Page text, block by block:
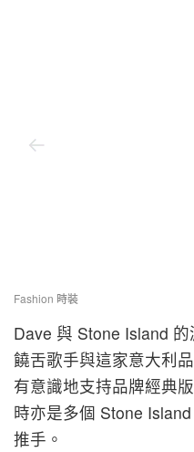
Fashion 時裝
Dave 與 Stone Island
饒舌歌手與這家意大利
有意識地支持品牌經典
時亦是多個 Stone
推手。